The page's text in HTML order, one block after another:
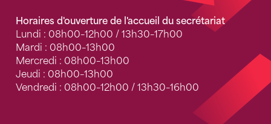
Horaires d'ouverture de l'accueil du secrétariat
Lundi : 08h00–12h00 / 13h30–17h00
Mardi : 08h00–13h00
Mercredi : 08h00–13h00
Jeudi : 08h00–13h00
Vendredi : 08h00–12h00 / 13h30–16h00